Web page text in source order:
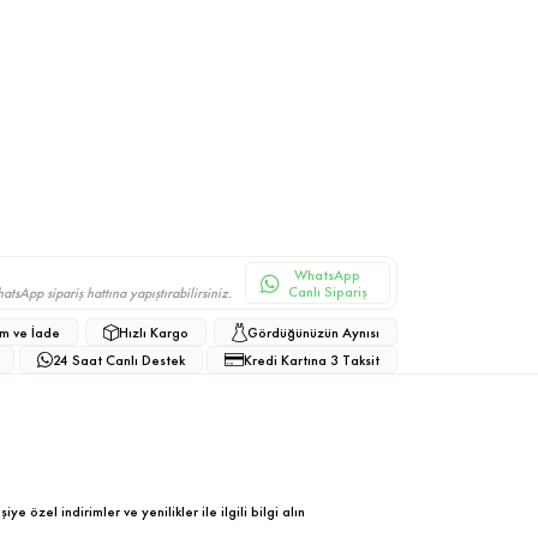
sipariş hattına yapıştırabilirsiniz.
WhatsApp
Canlı Sipariş
ve İade Hızlı Kargo
Gördüğünüzün Aynısı
24 Saat Canlı Destek
Kredi Kartına 3 Taksit
özel indirimler ve yenilikler ile ilgili bilgi alın